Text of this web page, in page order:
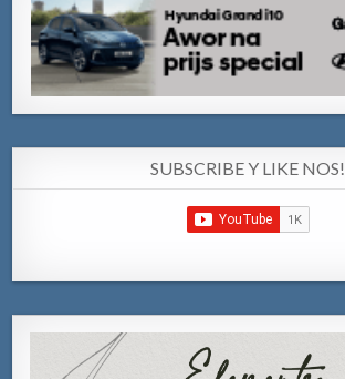
SUBSCRIBE Y LIKE NOS!